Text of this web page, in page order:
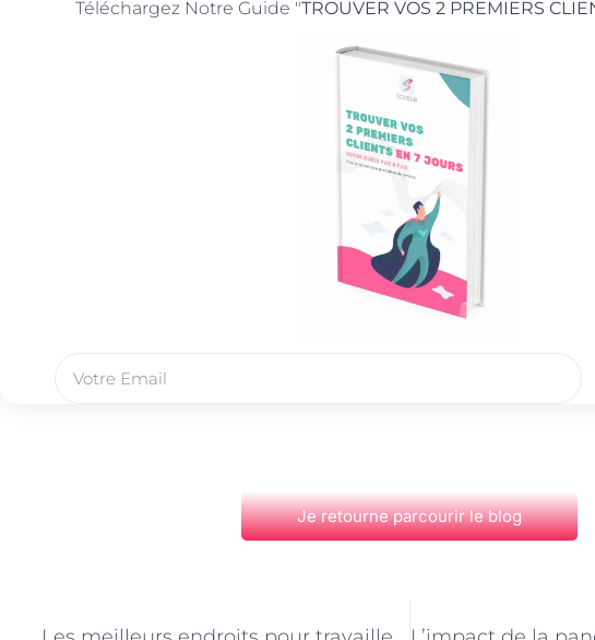
Téléchargez Notre Guide "TROUVER VOS 2 PREMIERS
Je retourne parcourir le blog